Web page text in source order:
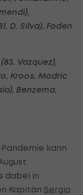
D. Silva), Foden
Vazquez),
Kroos, Modric
Benzema,
kann
dabei in
Kapitän Sergio